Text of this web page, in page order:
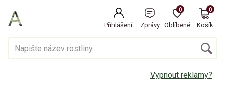
Přihlášení Zprávy Oblíbené
0
Košík
0
Vypnout reklamy?